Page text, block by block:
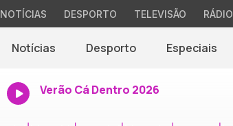
NOTÍCIAS DESPORTO TELEVISÃO RÁDIO
Notícias Desporto Especiais
Verão Cá Dentro 2026